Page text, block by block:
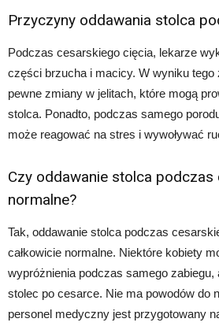
Przyczyny oddawania stolca
Podczas cesarskiego cięcia, lekarze
części brzucha i macicy. W wyniku tego
pewne zmiany w jelitach, które mogą
stolca. Ponadto, podczas samego
może reagować na stres i wywoływać
Czy oddawanie stolca podczas
normalne?
Tak, oddawanie stolca podczas
całkowicie normalne. Niektóre kobiety
wypróżnienia podczas samego zabiegu,
stolec po cesarce. Nie ma powodów do
personel medyczny jest przygotowany